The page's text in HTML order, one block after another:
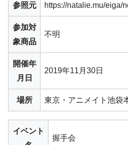
参照元 https://natalie.mu/eiga/
参加対
象商品
不明
開催年
月日
2019年11月30日
場所 東京・アニメイト池袋
イベント
握手会